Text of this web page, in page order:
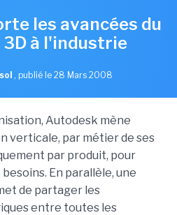
les avancées du
3D à l'industrie
, publié le 28 Mars 2008
Autodesk mène
verticale, par métier de ses
par produit, pour
En parallèle, une
de partager les
entre toutes les